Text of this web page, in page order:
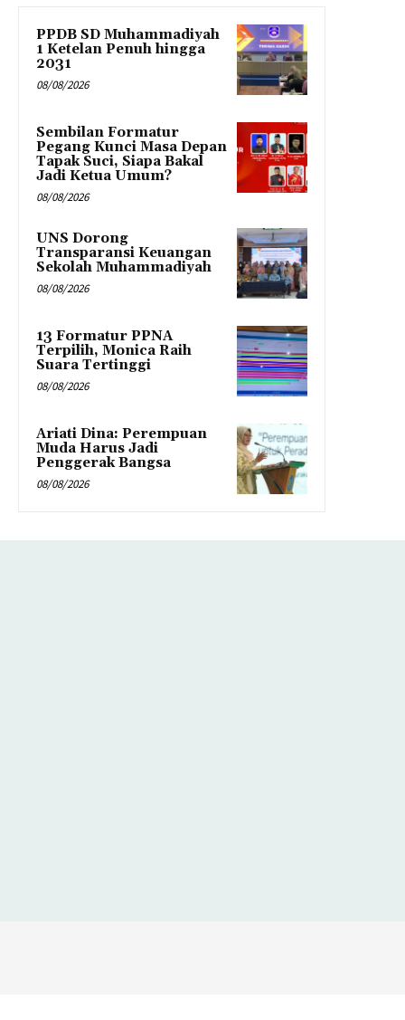
PPDB SD Muhammadiyah
1 Ketelan Penuh hingga
2031
08/08/2026
Sembilan Formatur
Pegang Kunci Masa Depan
Tapak Suci, Siapa Bakal
Jadi Ketua Umum?
08/08/2026
UNS Dorong
Transparansi Keuangan
Sekolah Muhammadiyah
08/08/2026
13 Formatur PPNA
Terpilih, Monica Raih
Suara Tertinggi
08/08/2026
Ariati Dina: Perempuan
Muda Harus Jadi
Penggerak Bangsa
08/08/2026